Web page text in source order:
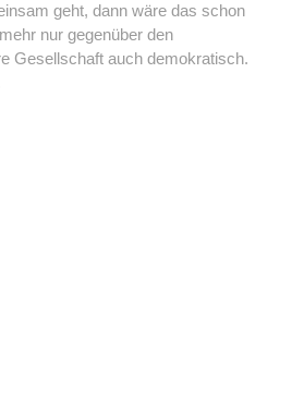
geht, dann wäre das schon
nur gegenüber den
Gesellschaft auch demokratisch.